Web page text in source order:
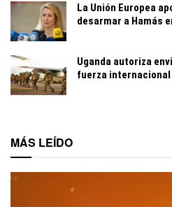
La Unión Europea
desarmar a Hamás
Uganda autoriza
fuerza internacional
MÁS LEÍDO